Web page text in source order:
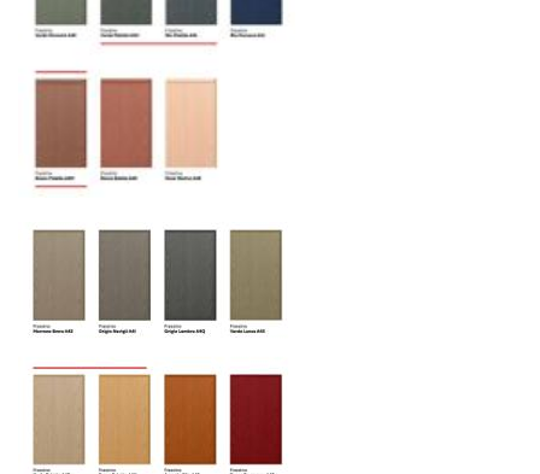
Управление логистикой и контроль
качества
мониторинга. Наша команда логистических
международной доставке обеспечивает
механических повреждений на всех этапах
маршрута.
поставки застрахованы в соответствии с